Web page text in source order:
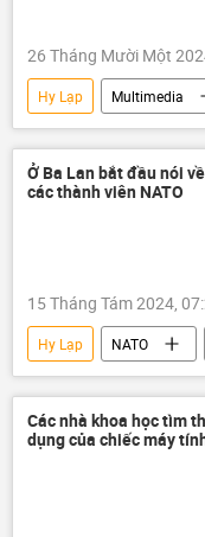
26 Tháng Mười Một
Hy Lạp Multimedia
NATO
Mark
Thế giới
chấm
xung đột
xung
Ở Ba Lan bắt đầu nói
các thành viên NATO
15 Tháng Tám 2024,
Hy Lạp NATO
Thế giới
xung
Các nhà khoa học tìm
dụng của chiếc máy